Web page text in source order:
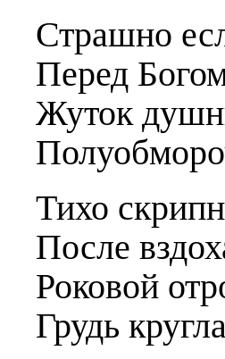
Страшно
Перед
Жуток
Тихо
После
Роковой
Грудь